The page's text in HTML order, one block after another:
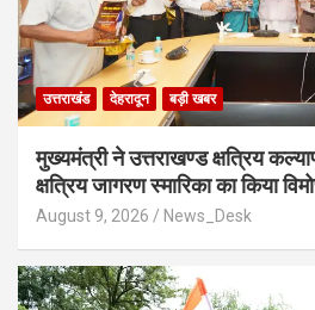
उत्तराखंड देहरादून बड़ी खबर
मुख्यमंत्री ने उत्तराखण्ड क्षत्रिय
क्षत्रिय जागरण स्मारिका का किया
August 9, 2026 News_Desk